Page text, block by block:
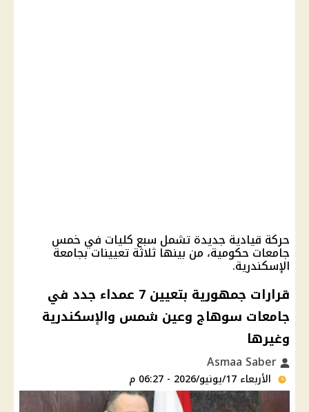
حركة قيادية جديدة تشمل سبع كليات في خمس
جامعات حكومية، من بينها ثلاثة تعيينات بجامعة
الإسكندرية.
قرارات جمهورية بتعيين 7 عمداء جدد في
جامعات سوهاج وعين شمس والإسكندرية
وغيرها
الأربعاء 17/يونيو/2026 - 06:27 م